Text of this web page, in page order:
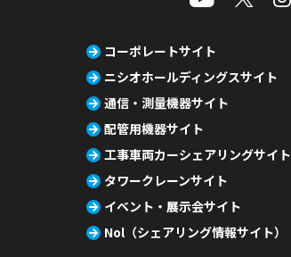
コーポレートサイト
ニシオホールディングスサイト
通信・測量機器サイト
配管用機器サイト
工事車両カーシェアリングサイト
タワークレーンサイト
イベント・展示会サイト
Nol（シェアリング情報サイト）